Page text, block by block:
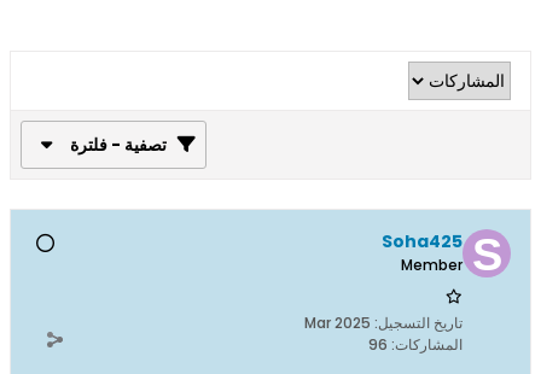
تصفية - فلترة
Soha425
Member
تاريخ التسجيل: Mar 2025
المشاركات: 96